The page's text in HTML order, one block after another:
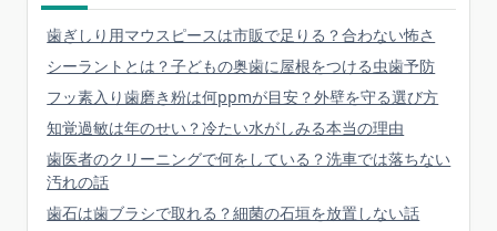
歯ぎしり用マウスピースは市販で足りる？合わない怖さ
シーラントとは？子どもの奥歯に屋根をつける虫歯予防
フッ素入り歯磨き粉は何ppmが目安？外壁を守る選び方
知覚過敏は年のせい？冷たい水がしみる本当の理由
歯医者のクリーニングで何をしている？洗車では落ちない
汚れの話
歯石は歯ブラシで取れる？細菌の石垣を放置しない話